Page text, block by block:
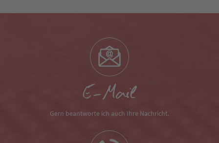
E-Mail
Gern beantworte ich auch Ihre Nachricht.